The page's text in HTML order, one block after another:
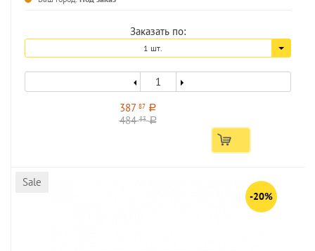
Заказать по:
1 шт.
38787 a
48483 a
Sale
-20%